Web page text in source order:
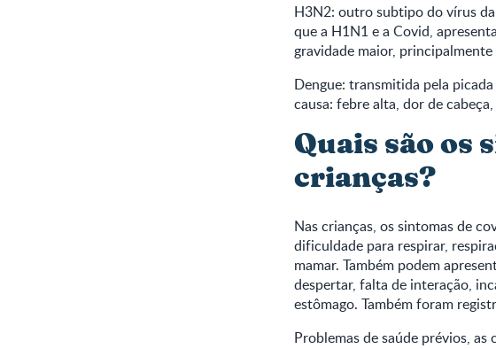
H3N2: outro subtipo do vírus
que a H1N1 e a Covid,
gravidade maior,
Dengue: transmitida pela
causa: febre alta, dor de
Quais são os
crianças?
Nas crianças, os sintomas de
dificuldade para respirar,
mamar. Também podem
despertar, falta de interação,
estômago. Também foram
Problemas de saúde prévios,